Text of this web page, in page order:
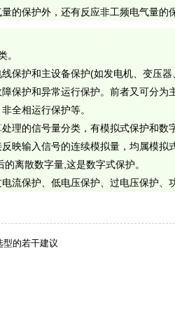
的保护外，还有反应非工频电气量的
。
保护和主设备保护(如发电机、变压
保护和异常运行保护。前者又可分为
全相运行保护等。
理的信号量分类，有模拟式保护和
映输入信号的连续模拟量，均属模
的离散数字量 这是数字式保护。
流保护、低电压保护、过电压保护、
型的若干建议